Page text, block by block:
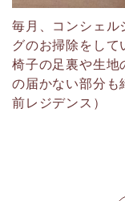
毎月、コンシェル
グのお掃除をして
椅子の足裏や生地
の届かない部分も
前レジデンス）